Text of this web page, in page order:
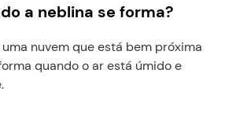
a neblina se forma?
nuvem que está bem próxima
quando o ar está úmido e